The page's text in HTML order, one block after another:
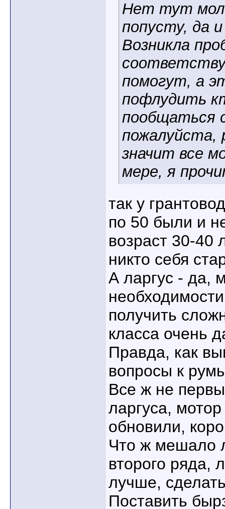
Нет тут
попусту, да
Возникла
помогут, а
пофлудить
пообщаться
пожалуйста,
значит все
мере, я
так у
по 50 были и
возраст 30-40
никто себя
А ларгус - да,
получить
класса очень
Правда, как
вопросы к
Все ж не
ларгуса,
обновили,
Что ж мешало
второго ряда,
лучше,
Поставить